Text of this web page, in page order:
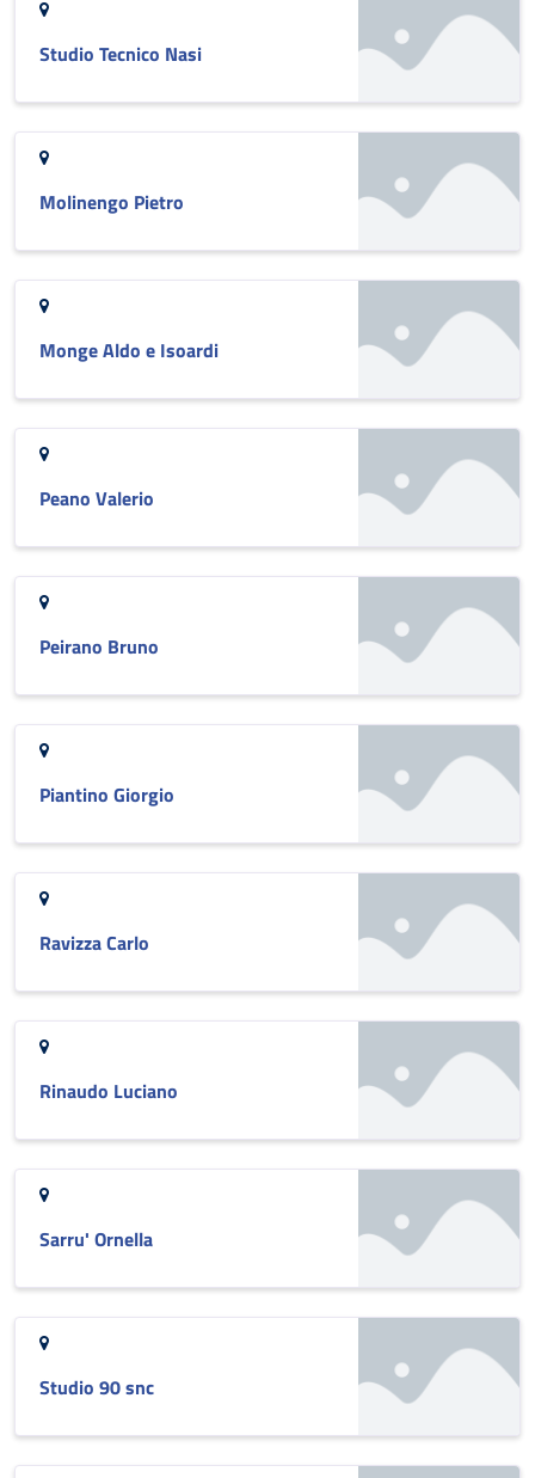
Studio Tecnico Nasi
Molinengo Pietro
Monge Aldo e Isoardi
Peano Valerio
Peirano Bruno
Piantino Giorgio
Ravizza Carlo
Rinaudo Luciano
Sarru' Ornella
Studio 90 snc